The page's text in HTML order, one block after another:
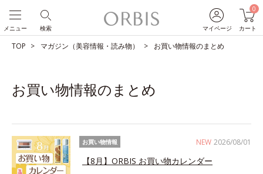
マイページ
0
カート
検索
メニュー
TOP マガジン（美容情報・読み物） お買い物情報のまとめ
お買い物情報のまとめ
NEW 2026/08/01
お買い物情報
【8月】ORBIS お買い物カレンダー